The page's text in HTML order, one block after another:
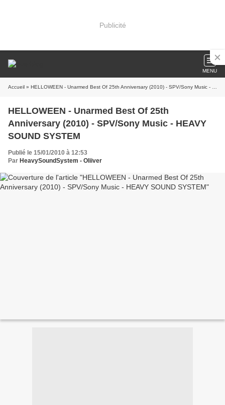
Publicité
MENU
Accueil » HELLOWEEN - Unarmed Best Of 25th Anniversary (2010) - SPV/Sony Music - HEAVY SOUND SYSTEM
HELLOWEEN - Unarmed Best Of 25th
Anniversary (2010) - SPV/Sony Music - HEAVY
SOUND SYSTEM
Publié le 15/01/2010 à 12:53
Par HeavySoundSystem - Oliiver